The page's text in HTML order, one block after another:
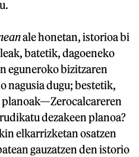
ale honetan, istorioa bi
batetik, dagoeneko
eguneroko bizitzaren
nagusia dugu; bestetik,
dezakeen planoa?
elkarrizketan osatzen
gauzatzen den istorio